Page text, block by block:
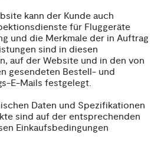
kann der Kunde auch
für Fluggeräte
und die Merkmale der in Auftrag
sind in diesen
auf der Website und in den von
gesendeten Bestell- und
E-Mails festgelegt.
Daten und Spezifikationen
sind auf der entsprechenden
Einkaufsbedingungen